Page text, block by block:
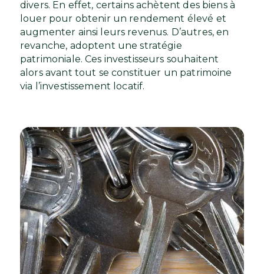
divers. En effet, certains achètent des biens à
louer pour obtenir un rendement élevé et
augmenter ainsi leurs revenus. D’autres, en
revanche, adoptent une stratégie
patrimoniale. Ces investisseurs souhaitent
alors avant tout se constituer un patrimoine
via l’investissement locatif.